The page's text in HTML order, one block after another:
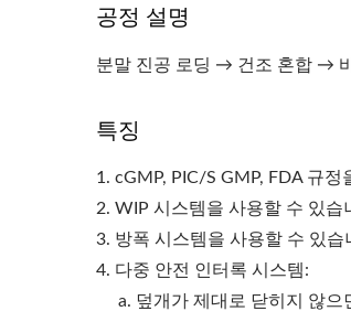
공정 설명
분말 진공 로딩 → 건조 혼합 →
특징
1. cGMP, PIC/S GMP, FDA 규정
2. WIP 시스템을 사용할 수 있습
3. 방폭 시스템을 사용할 수 있
4. 다중 안전 인터록 시스템:
a. 덮개가 제대로 닫히지 않으